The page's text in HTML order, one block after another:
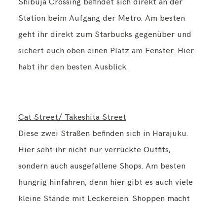
Station beim Aufgang der Metro. Am besten
geht ihr direkt zum Starbucks gegenüber und
sichert euch oben einen Platz am Fenster. Hier
habt ihr den besten Ausblick.
Cat Street/ Takeshita Street
Diese zwei Straßen befinden sich in Harajuku.
Hier seht ihr nicht nur verrückte Outfits,
sondern auch ausgefallene Shops. Am besten
hungrig hinfahren, denn hier gibt es auch viele
kleine Stände mit Leckereien. Shoppen macht